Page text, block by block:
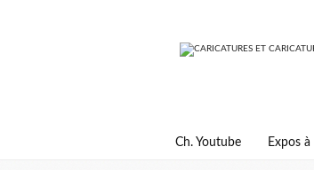
Ch. Youtube Expos